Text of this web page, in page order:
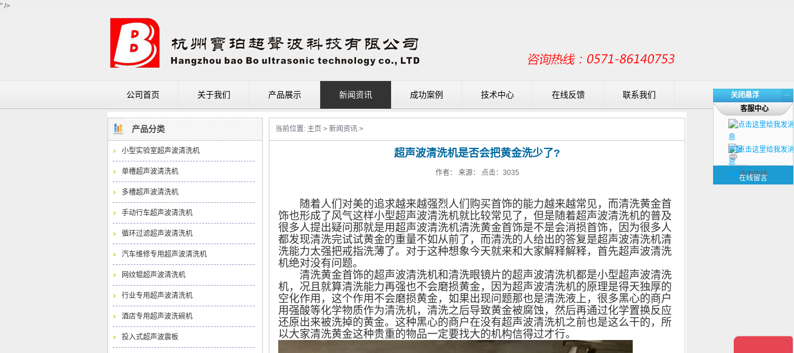
" />
公司首页 关于我们 产品展示 新闻资讯 成功案例 技术中心 在线反馈 联系我们
成功案例
产品分类
小型实验室超声波清洗机
单槽超声波清洗机
多槽超声波清洗机
手动行车超声波清洗机
循环过滤超声波清洗机
汽车维修专用超声波清洗机
网纹辊超声波清洗机
行业专用超声波清洗机
酒店专用超声波洗碗机
投入式超声波震板
当前位置: 主页 > 新闻资讯 >
超声波清洗机是否会把黄金洗少了?
作者： 来源： 点击： 3035
随着人们对美的追求越来越强烈人们购买首饰的能力越来越常见，而清洗黄金首
饰也形成了风气这样小型超声波清洗机就比较常见了，但是随着超声波清洗机的普及
很多人提出疑问那就是用超声波清洗机清洗黄金首饰是不是会消损首饰，因为很多人
都发现清洗完试试黄金的重量不如从前了，而清洗的人给出的答复是超声波清洗机清
洗能力太强把戒指洗薄了。对于这种想象今天就来和大家解释解释，首先超声波清洗
机绝对没有问题。
清洗黄金首饰的超声波清洗机和清洗眼镜片的超声波清洗机都是小型超声波清洗
机，况且就算清洗能力再强也不会磨损黄金，因为超声波清洗机的原理是得天独厚的
空化作用，这个作用不会磨损黄金，如果出现问题那也是清洗液上，很多黑心的商户
用强酸等化学物质作为清洗机，清洗之后导致黄金被腐蚀，然后再通过化学置换反应
还原出来被洗掉的黄金。这种黑心的商户在没有超声波清洗机之前也是这么干的，所
以大家清洗黄金这种贵重的物品一定要找大的机构信得过才行。
关闭悬浮
客服中心
客服
客服咨询热线
在线留言